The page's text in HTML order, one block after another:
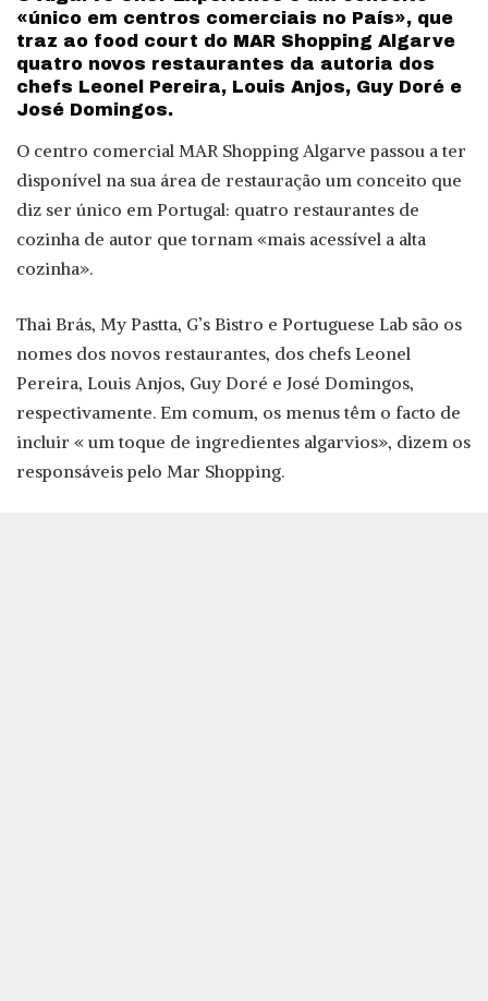
«único em centros comerciais no País», que
traz ao food court do MAR Shopping Algarve
quatro novos restaurantes da autoria dos
chefs Leonel Pereira, Louis Anjos, Guy Doré e
José Domingos.
O centro comercial MAR Shopping Algarve passou a ter
disponível na sua área de restauração um conceito que
diz ser único em Portugal: quatro restaurantes de
cozinha de autor que tornam «mais acessível a alta
cozinha».
Thai Brás, My Pastta, G’s Bistro e Portuguese Lab são os
nomes dos novos restaurantes, dos chefs Leonel
Pereira, Louis Anjos, Guy Doré e José Domingos,
respectivamente. Em comum, os menus têm o facto de
incluir « um toque de ingredientes algarvios», dizem os
responsáveis pelo Mar Shopping.